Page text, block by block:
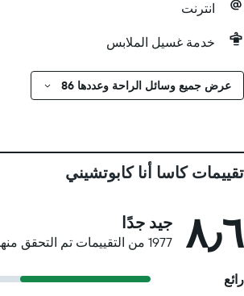
انترنت
خدمة غسيل الملابس
عرض جميع وسائل الراحة وعددها 86
تقييمات كاسا أنا كابوتشيني
٨٫٦ جيد جدًا
1977 من التقييمات تم التحقق منها
رائع